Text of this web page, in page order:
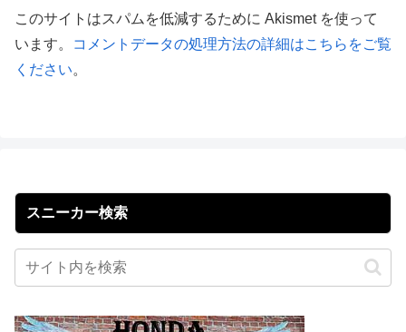
このサイトはスパムを低減するために Akismet を使って
います。
コメントデータの処理方法の詳細はこちらをご覧
ください。
スニーカー検索